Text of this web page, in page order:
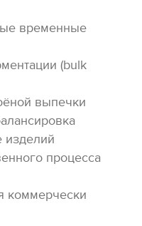
временные
(bulk
выпечки
изделий
процесса
коммерчески